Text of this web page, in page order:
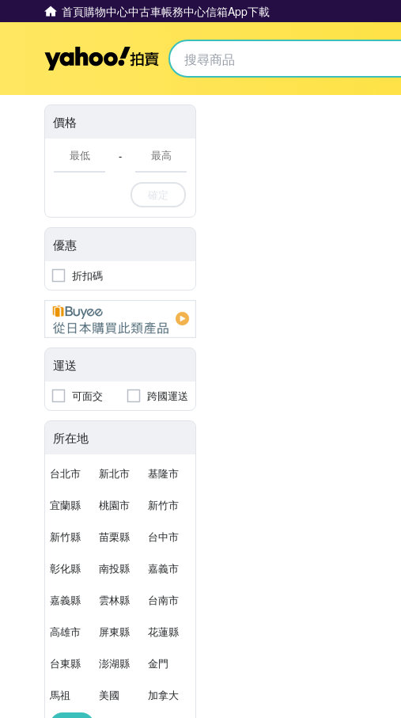
首頁購物中心中古車帳務中心信箱App下載
Yahoo拍賣
價格
-
確定
優惠
折扣碼
運送
可面交 跨國運送
所在地
台北市 新北市 基隆市
宜蘭縣 桃園市 新竹市
新竹縣 苗栗縣 台中市
彰化縣 南投縣 嘉義市
嘉義縣 雲林縣 台南市
高雄市 屏東縣 花蓮縣
台東縣 澎湖縣 金門
馬祖 美國 加拿大